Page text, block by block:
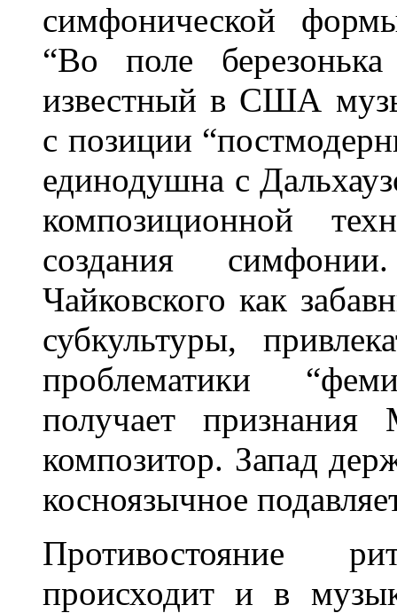
симфонической
“Во поле
известный в США
с позиции
единодушна с
композиционной
создания
Чайковского как
субкультуры,
проблематики
получает
композитор. Запад
косноязычное
Противостояние
происходит и в